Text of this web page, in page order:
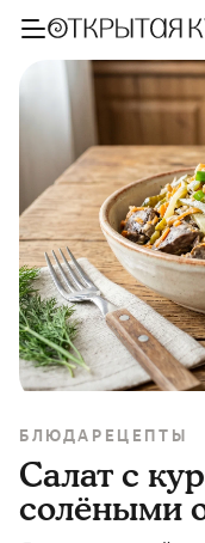
БЛЮДА РЕЦЕПТЫ
Салат с
солёными